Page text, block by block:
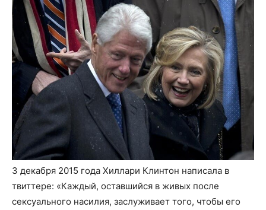
3 декабря 2015 года Хиллари Клинтон написала в
твиттере: «Каждый, оставшийся в живых после
сексуального насилия, заслуживает того, чтобы его